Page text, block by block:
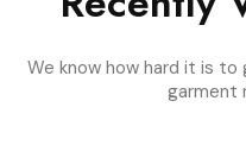
We know how hard it is
garment